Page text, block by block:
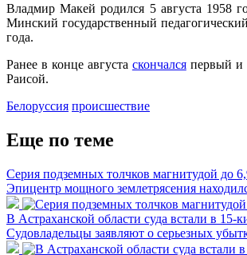
Владмир Макей родился 5 августа 1958
Минский государственный
года.
Ранее в конце августа скончалсяпервый и
Раисой.
Белоруссия происшествие
Еще по теме
Серия подземных толчков магнитудой до
Эпицентр мощного землетрясения
В Астраханской области суда встали в 15-
Судовладельцы заявляют о серьезных